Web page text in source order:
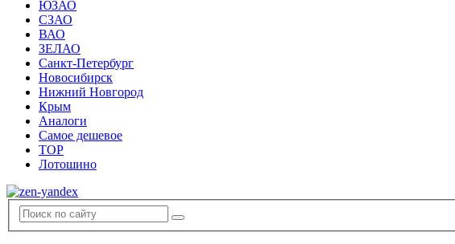
ЮЗАО
СЗАО
ВАО
ЗЕЛАО
Санкт-Петербург
Новосибирск
Нижний Новгород
Крым
Аналоги
Самое дешевое
TOP
Лотошино